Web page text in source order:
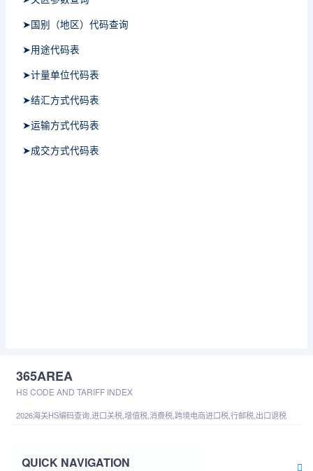
➤国别（地区）代码查询
➤用途代码表
➤计量单位代码表
➤结汇方式代码表
➤运输方式代码表
➤成交方式代码表
365AREA
HS CODE AND TARIFF INDEX
2026海关HS编码查询,进口关税,增值税,消费税,跨境电商进口税,行邮税,出口退税
QUICK NAVIGATION